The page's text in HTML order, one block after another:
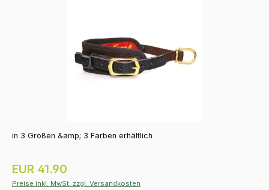
in 3 Größen &amp; 3 Farben erhältlich
Regulärer Preis:
EUR 41.90
Preise inkl. MwSt. zzgl. Versandkosten